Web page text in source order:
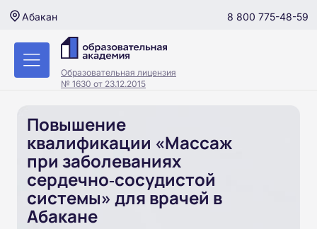
Абакан 8 800 775-48-59
Образовательная лицензия
№ 1630 от 23.12.2015
Повышение
квалификации «Массаж
при заболеваниях
сердечно‑сосудистой
системы» для врачей в
Абакане